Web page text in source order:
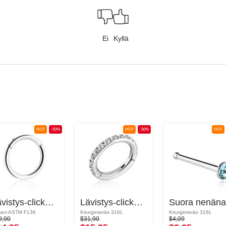
Ei Kyllä
-50%
HOT
Lävistys-clicker (titaani, kiiltävä pinta)
ASTM F136
-50%
HOT
Lävistys-clicker (kirurginen teräs, hopea, kiiltävä pinta) kanssa kristallikivet
Kirurginteräs 316L
$31,90
HOT
Kirurginteräs 316L
$4,09